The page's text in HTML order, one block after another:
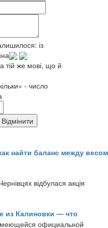
із
тій же мові, що й
- число
найти баланс между весом
відбулася акція
из Калиновки — что
официальной